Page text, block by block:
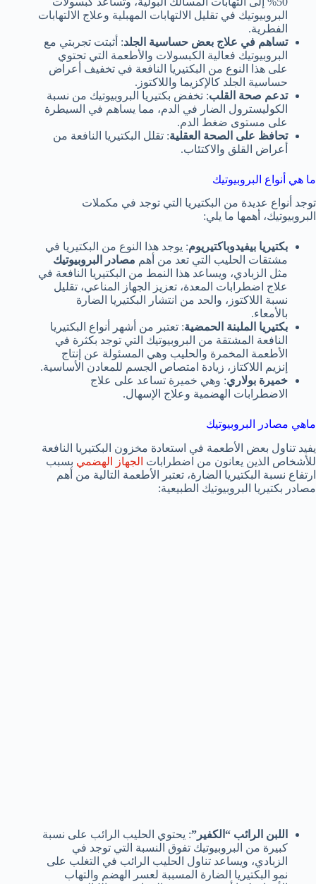
البروبيوتيك في تقليل الالتهابات المهبلية وعلاج الالتهابات
الفطرية.
تساهم في علاج بعض حساسية الجلد: أثبتت تجربتي مع
البروبيوتيك فعالية الكبسولات والأطعمة التي تحتوي
على هذا النوع من البكتيريا النافعة في تخفيف أعراض
حساسية الجلد كالإكزيما واللاكتوز.
تدعم صحة القلب: تخفض بكتيريا البروبيوتيك من نسبة
الكوليسترول الضار في الدم، مما يساهم في السيطرة
على مستوى ضغط الدم.
تحافظ على الصحة العقلية: تقلل البكتيريا النافعة من
أعراض القلق والاكتئاب.
ما هي أنواع البروبيوتيك
توجد أنواع عديدة من البكتيريا التي توجد في مكملات
البروبيوتيك، أهمها ما يلي:
بكتيريا بيفيدوباكتيريوم: يوجد هذا النوع من البكتيريا في
مشتقات الحليب التي تعد من أهم مصادر البروبيوتيك
مثل الزبادي، ويساعد هذا النمط من البكتيريا النافعة في
علاج اضطرابات المعدة، تعزيز الجهاز المناعي، تقليل
نسبة اللاكتوز، والحد من انتشار البكتيريا الضارة
بالأمعاء.
بكتيريا الملبنة الحمضية: تعتبر من أشهر أنواع البكتيريا
النافعة المشتقة من البروبيوتيك التي توجد بكثرة في
الأطعمة المخمرة والحليب وهي المسئولة عن إنتاج
إنزيم اللاكتاز، زيادة امتصاص الجسم للمعادن الأساسية.
خميرة بولاري: وهي خميرة تساعد على علاج
الاضطرابات الهضمية وعلاج الإسهال.
ماهي مصادر البروبيوتيك
يفيد تناول بعض الأطعمة في استعادة مخزون البكتيريا النافعة
للأشخاص الذين يعانون من اضطرابات الجهاز الهضمي بسبب
ارتفاع نسبة البكتيريا الضارة، تعتبر الأطعمة التالية من أهم
مصادر بكتيريا البروبيوتيك الطبيعية:
اللبن الرائب “الكفير”: يحتوي الحليب الرائب على نسبة
كبيرة من البروبيوتيك تفوق النسبة التي توجد في
الزبادي، ويساعد تناول الحليب الرائب في التغلب على
نمو البكتيريا الضارة المسببة لعسر الهضم والتهاب